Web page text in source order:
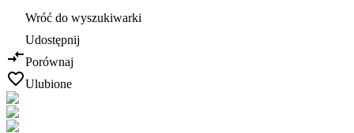
Wróć do wyszukiwarki
Udostępnij
Porównaj
Ulubione